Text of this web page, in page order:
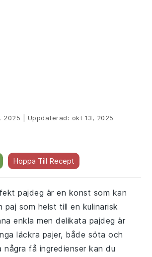
2025 Uppdaterad: okt 13, 2025
Hoppa Till Recept
pajdeg är en konst som kan
paj som helst till en kulinarisk
enkla men delikata pajdeg är
läckra pajer, både söta och
några få ingredienser kan du